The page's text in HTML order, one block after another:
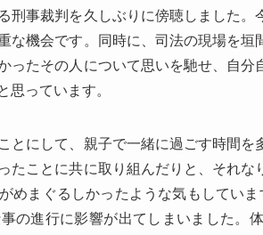
刑事裁判を久しぶりに傍聴しました
な機会です。同時に、司法の現場を垣
ったその人について思いを馳せ、自
思っています。
とにして、親子で一緒に過ごす時間
たことに共に取り組んだりと、それ
めまぐるしかったような気もしてい
の進行に影響が出てしまいました。